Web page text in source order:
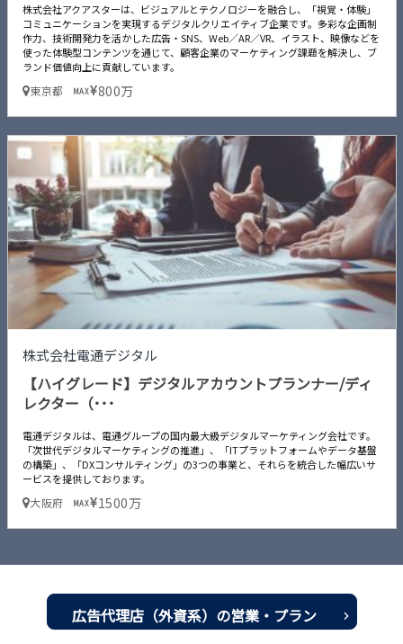
株式会社アクアスターは、ビジュアルとテクノロジーを融合し、「視覚・体験」
コミュニケーションを実現するデジタルクリエイティブ企業です。多彩な企画制
作力、技術開発力を活かした広告・SNS、Web／AR／VR、イラスト、映像などを
使った体験型コンテンツを通じて、顧客企業のマーケティング課題を解決し、ブ
ランド価値向上に貢献しています。
東京都 MAX 800万
株式会社電通デジタル
【ハイグレード】デジタルアカウントプランナー/ディ
レクター（･･･
電通デジタルは、電通グループの国内最大級デジタルマーケティング会社です。
「次世代デジタルマーケティングの推進」、「ITプラットフォームやデータ基盤
の構築」、「DXコンサルティング」の3つの事業と、それらを統合した幅広いサ
ービスを提供しております。
大阪府 MAX 1500万
広告代理店（外資系）の営業・プラン